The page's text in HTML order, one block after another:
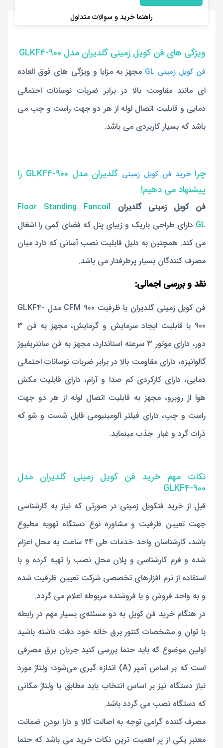
راهنما خرید و سوالات متداول
ویژگی های فن کویل زمینی گلدیران مدل GLKF4-900
فن کویل زمینی GL
مجهز به مزایا و ویژگی های فوق العاده
ای مانند مقاومت بالا در برابر ضربات نوسانات احتمالی
دمایی و قابلیت اتصال لوله از هر دو جهت راست و چپ می
باشد که بسیار کاربردی می باشد.
چرا خرید فن کویل زمینی
گلدیران مدل GLKF4-900 را
پیشنهاد می دهیم!
فن کویل زمینی گلدیران
Floor Standing Fancoil
GL دارای طراحی باریک و زیبای پنل که فضای کمی را اشغال
می کند. همچنین به دلیل قابلیت نصب آسانی که دارد میان
مصرف کنندگان بسیار پرطرفدار می باشد.
نقد و بررسی اجمالی:
فن کویل زمینی گلدیران با ظرفیت 900 CFM مدل GLKF4-
900 با قابلیت ایجاد سرمایش و گرمایش، مجهز به فن 3
دور، دارای موتور 3 سرعته استاندارد، مجهز به فن سانتریفیوژ
گالوانیزه، دارای مقاومت بالا در برابر ضربات نوسانات احتمالی
دمایی، دارای کارکردی کم صدا و آرام، دارای قابلیت مکش
هوا از روبرو، مجهز به قابلیت اتصال لوله از هر دو جهت
راست و چپ، دارای فیلتر آلومینیومی قابل شست و شو که
ذرات گرد و غبار جذب مینماید.
نکات مهم خرید فن کویل زمینی گلدیران مدل
GLKF4-900
قبل از خرید فنکویل زمینی در صورتی که نیاز به کارشناسی
جهت تعیین ظرفیت و مشاوره نوع دستگاه تهویه مطبوع
باشد، کارشناسان واحد خدمات طی 24 ساعت به محل اعزام
شده و فرم کارشناسی و پلان محل نصب را تهیه کرده و با
استفاده از نرم افزارهای تخصصی شرکت تعیین ظرفیت شده
و به واحد فروش و یا فروشنده مربوطه اعلام می گردد.
در هنگام خرید فن کویل به دو مسئله‌ی بسیار مهم در رابطه
با توان و مشخصات کنتور برق خانه خود دقت داشته باشید
اولین موضوع که باید حتما بررسی کنید جریان برق مصرفی
است که بر‌ اساس آمپر (A) اندازه‌ گیری می‌شود؛ ولتاژ مورد
نیاز دستگاه نیز بر اساس انتخاب باید مطابق با ولتاژ مکانی
که دستگاه نصب می گردد باشد.
مصرف کننده گرامی توجه به اصالت کالا و دارا بودن ضمانت
معتبر یکی از پر اهمیت ترین نکات خرید می باشد که حتما